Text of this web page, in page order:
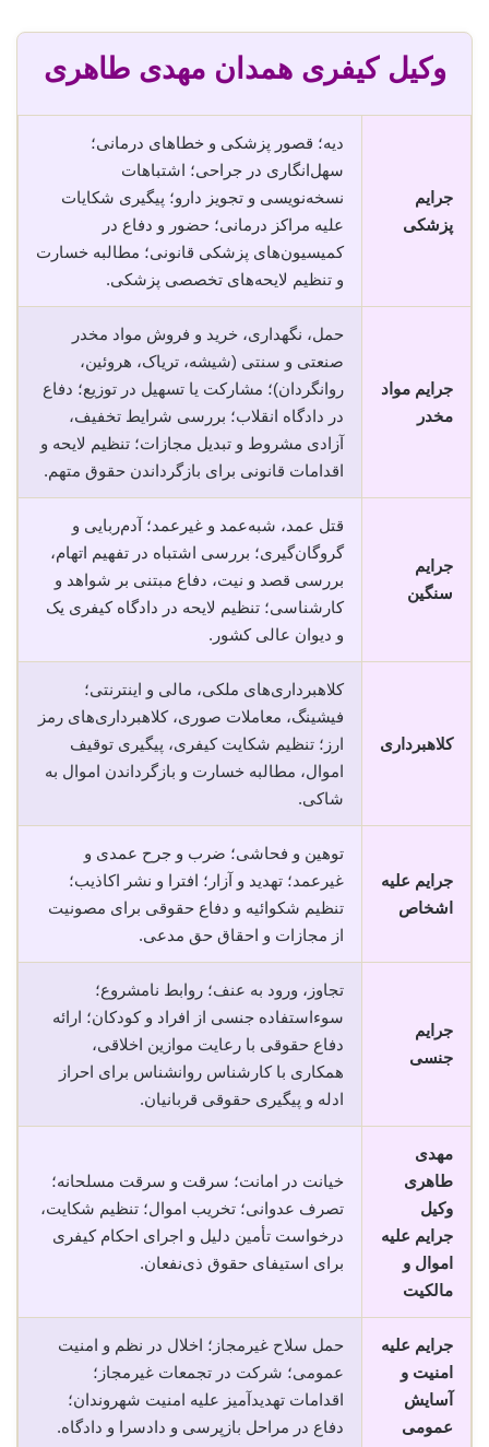
وکیل کیفری همدان مهدی طاهری
جرایم
پزشکی
دیه؛ قصور پزشکی و خطاهای درمانی؛
سهل‌انگاری در جراحی؛ اشتباهات
نسخه‌نویسی و تجویز دارو؛ پیگیری شکایات
علیه مراکز درمانی؛ حضور و دفاع در
کمیسیون‌های پزشکی قانونی؛ مطالبه خسارت
و تنظیم لایحه‌های تخصصی پزشکی.
جرایم مواد
مخدر
حمل، نگهداری، خرید و فروش مواد مخدر
صنعتی و سنتی (شیشه، تریاک، هروئین،
روانگردان)؛ مشارکت یا تسهیل در توزیع؛ دفاع
در دادگاه انقلاب؛ بررسی شرایط تخفیف،
آزادی مشروط و تبدیل مجازات؛ تنظیم لایحه و
اقدامات قانونی برای بازگرداندن حقوق متهم.
جرایم
سنگین
قتل عمد، شبه‌عمد و غیرعمد؛ آدم‌ربایی و
گروگان‌گیری؛ بررسی اشتباه در تفهیم اتهام،
بررسی قصد و نیت، دفاع مبتنی بر شواهد و
کارشناسی؛ تنظیم لایحه در دادگاه کیفری یک
و دیوان عالی کشور.
کلاهبرداری
کلاهبرداری‌های ملکی، مالی و اینترنتی؛
فیشینگ، معاملات صوری، کلاهبرداری‌های رمز
ارز؛ تنظیم شکایت کیفری، پیگیری توقیف
اموال، مطالبه خسارت و بازگرداندن اموال به
شاکی.
جرایم علیه
اشخاص
توهین و فحاشی؛ ضرب و جرح عمدی و
غیرعمد؛ تهدید و آزار؛ افترا و نشر اکاذیب؛
تنظیم شکوائیه و دفاع حقوقی برای مصونیت
از مجازات و احقاق حق مدعی.
جرایم
جنسی
تجاوز، ورود به عنف؛ روابط نامشروع؛
سوءاستفاده جنسی از افراد و کودکان؛ ارائه
دفاع حقوقی با رعایت موازین اخلاقی،
همکاری با کارشناس روانشناس برای احراز
ادله و پیگیری حقوقی قربانیان.
مهدی
طاهری
وکیل
جرایم علیه
اموال و
مالکیت
خیانت در امانت؛ سرقت و سرقت مسلحانه؛
تصرف عدوانی؛ تخریب اموال؛ تنظیم شکایت،
درخواست تأمین دلیل و اجرای احکام کیفری
برای استیفای حقوق ذی‌نفعان.
جرایم علیه
امنیت و
آسایش
عمومی
حمل سلاح غیرمجاز؛ اخلال در نظم و امنیت
عمومی؛ شرکت در تجمعات غیرمجاز؛
اقدامات تهدیدآمیز علیه امنیت شهروندان؛
دفاع در مراحل بازپرسی و دادسرا و دادگاه.